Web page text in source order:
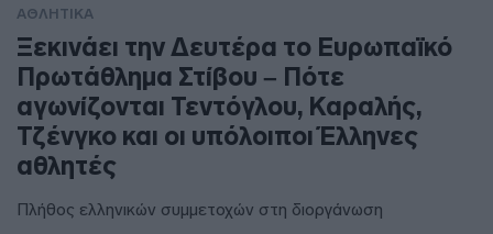
ΑΘΛΗΤΙΚΑ
Ξεκινάει την Δευτέρα το Ευρωπαϊκό
Πρωτάθλημα Στίβου – Πότε
αγωνίζονται Τεντόγλου, Καραλής,
Τζένγκο και οι υπόλοιποι Έλληνες
αθλητές
Πλήθος ελληνικών συμμετοχών στη διοργάνωση